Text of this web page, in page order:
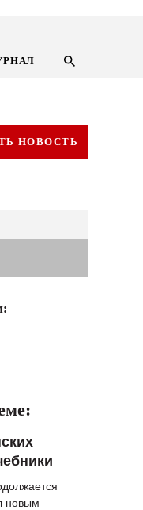
ПОРТАЛ
ЖИЗНИ
НОВОСТЬ
новым